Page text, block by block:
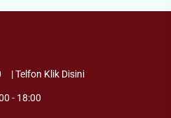
| Telfon Klik Disini
- 18:00